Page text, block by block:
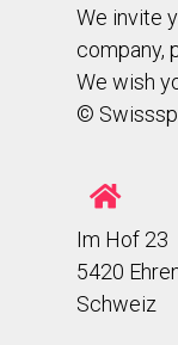
We invite
company,
We wish
©
Im Hof 23
5420
Schweiz